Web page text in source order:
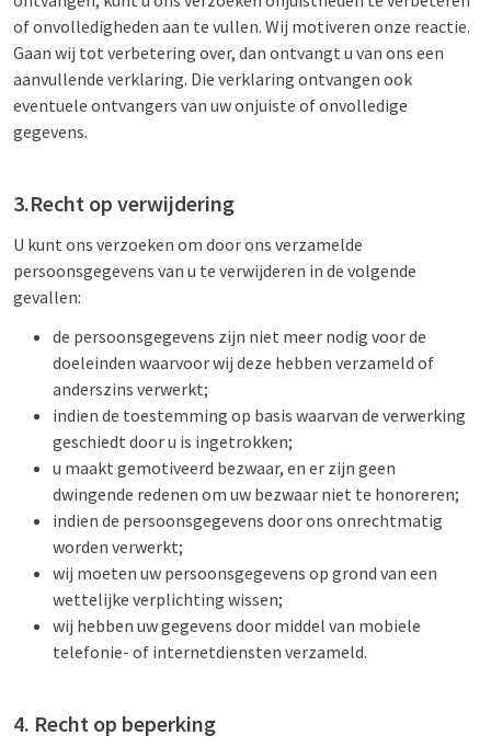
of onvolledigheden aan te vullen. Wij motiveren onze reactie.
Gaan wij tot verbetering over, dan ontvangt u van ons een
aanvullende verklaring. Die verklaring ontvangen ook
eventuele ontvangers van uw onjuiste of onvolledige
gegevens.
3.Recht op verwijdering
U kunt ons verzoeken om door ons verzamelde
persoonsgegevens van u te verwijderen in de volgende
gevallen:
de persoonsgegevens zijn niet meer nodig voor de
doeleinden waarvoor wij deze hebben verzameld of
anderszins verwerkt;
indien de toestemming op basis waarvan de verwerking
geschiedt door u is ingetrokken;
u maakt gemotiveerd bezwaar, en er zijn geen
dwingende redenen om uw bezwaar niet te honoreren;
indien de persoonsgegevens door ons onrechtmatig
worden verwerkt;
wij moeten uw persoonsgegevens op grond van een
wettelijke verplichting wissen;
wij hebben uw gegevens door middel van mobiele
telefonie- of internetdiensten verzameld.
4. Recht op beperking